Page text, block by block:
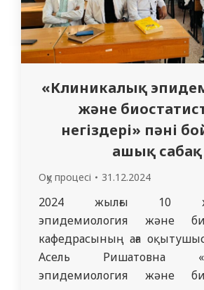
«Клиникалық
және
негіздері» пәні
ашық сабақ
Оқу процесі 31.12.2024
2024 жылғы 10
эпидемиология және
кафедрасының аға
Асель Ришатовна
эпидемиология және